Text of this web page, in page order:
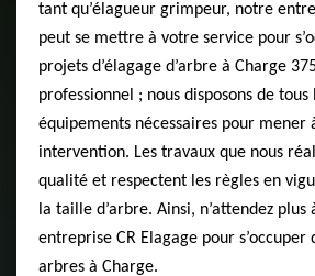
tant qu’élagueur grimpeur, notre
peut se mettre à votre service pour
projets d’élagage d’arbre à Charge
professionnel ; nous disposons de
équipements nécessaires pour mener
intervention. Les travaux que nous
qualité et respectent les règles en
la taille d’arbre. Ainsi, n’attendez
entreprise CR Elagage pour s’occuper
arbres à Charge.